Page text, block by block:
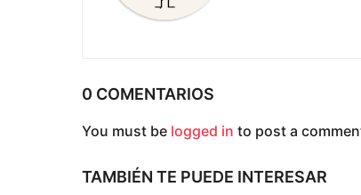
c
i
n
0 COMENTARIOS
You must be logged in to post a
TAMBIÉN TE PUEDE INTERESAR